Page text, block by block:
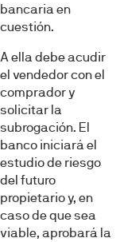
bancaria en
cuestión.
A ella debe acudir
el vendedor con el
comprador y
solicitar la
subrogación. El
banco iniciará el
estudio de riesgo
del futuro
propietario y, en
caso de que sea
viable, aprobará la